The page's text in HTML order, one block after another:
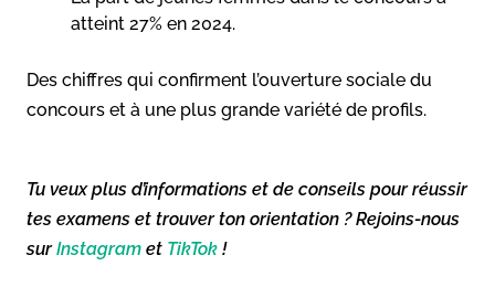
atteint 27% en 2024.
Des chiffres qui confirment l’ouverture sociale du
concours et à une plus grande variété de profils.
Tu veux plus d’informations et de conseils pour réussir
tes examens et trouver ton orientation ? Rejoins-nous
surInstagram et TikTok !